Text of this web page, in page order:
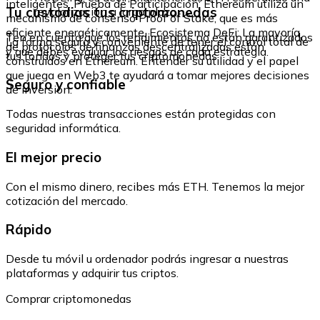
revalorización a largo plazo.
Ten en cuenta que los rendimientos no están garantizados
y que debes evaluar los riesgos de cada estrategia.
inteligentes. Prueba de Participación: Ethereum utiliza un
mecanismo de consenso Proof of Stake, que es más
eficiente energéticamente. Ecosistema DeFi: La mayoría
de protocolos de finanzas descentralizadas están
construidos en Ethereum. Entender su utilidad y el papel
que juega en Web3 te ayudará a tomar mejores decisiones
de inversión.
Tu custodias tus criptomonedas
La forma segura y conveniente de tener el control total de
tus fondos y proteger tus criptomonedas.
Seguro y confiable
Todas nuestras transacciones están protegidas con
seguridad informática.
El mejor precio
Con el mismo dinero, recibes más ETH. Tenemos la mejor
cotización del mercado.
Rápido
Desde tu móvil u ordenador podrás ingresar a nuestras
plataformas y adquirir tus criptos.
Comprar criptomonedas